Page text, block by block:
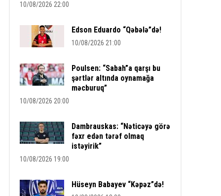
10/08/2026 22:00
Edson Eduardo “Qəbələ”də!
10/08/2026 21:00
Poulsen: “Sabah”a qarşı bu
şərtlər altında oynamağa
məcburuq”
10/08/2026 20:00
Dambrauskas: “Nəticəyə görə
fəxr edən tərəf olmaq
istəyirik”
10/08/2026 19:00
Hüseyn Babayev “Kəpəz”də!